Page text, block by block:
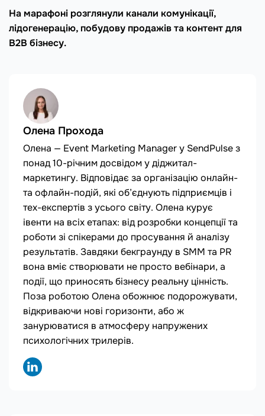
На марафоні розглянули канали комунікації,
лідогенерацію, побудову продажів та контент для
B2B бізнесу.
Олена Прохода
Олена — Event Marketing Manager у SendPulse з
понад 10-річним досвідом у діджитал-
маркетингу. Відповідає за організацію онлайн-
та офлайн-подій, які об’єднують підприємців і
тех-експертів з усього світу. Олена курує
івенти на всіх етапах: від розробки концепції та
роботи зі спікерами до просування й аналізу
результатів. Завдяки бекграунду в SMM та PR
вона вміє створювати не просто вебінари, а
події, що приносять бізнесу реальну цінність.
Поза роботою Олена обожнює подорожувати,
відкриваючи нові горизонти, або ж
занурюватися в атмосферу напружених
психологічних трилерів.